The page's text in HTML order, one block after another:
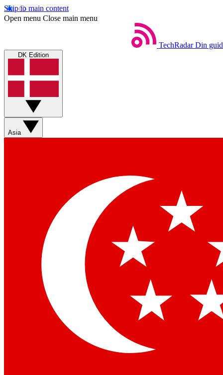
Skip to main content
Open menu Close main menu
TechRadar Din
DK Edition
Asia